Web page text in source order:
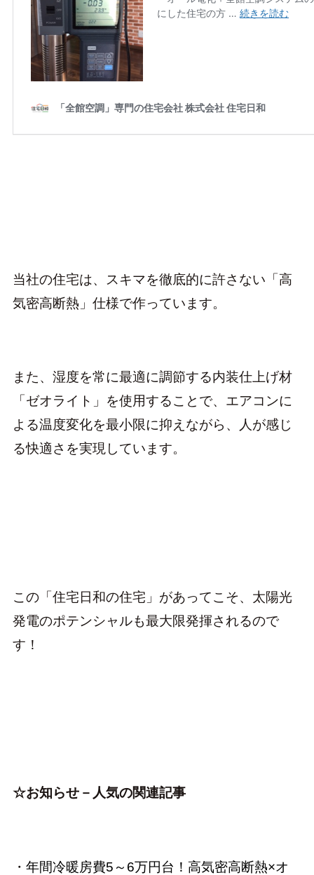
当社の住宅は、スキマを徹底的に許さない「高
気密高断熱」仕様で作っています。
また、湿度を常に最適に調節する内装仕上げ材
「ゼオライト」を使用することで、エアコンに
よる温度変化を最小限に抑えながら、人が感じ
る快適さを実現しています。
この「住宅日和の住宅」があってこそ、太陽光
発電のポテンシャルも最大限発揮されるので
す！
☆お知らせ－人気の関連記事
・ 年間冷暖房費5～6万円台！高気密高断熱×オ